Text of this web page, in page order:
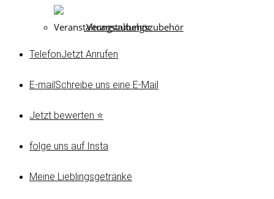
Veranstaltungszubehör
TelefonJetzt Anrufen
E-mail Schreibe uns eine E-Mail
Jetzt bewerten ⭐
folge uns auf Insta
Meine Lieblingsgetränke